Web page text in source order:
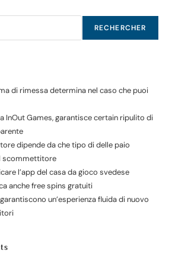
RECHERCHER
di rimessa determina nel caso che puoi
InOut Games, garantisce certain ripulito di
dipende da che tipo di delle paio
scommettitore
l’app del casa da gioco svedese
anche free spins gratuiti
un’esperienza fluida di nuovo